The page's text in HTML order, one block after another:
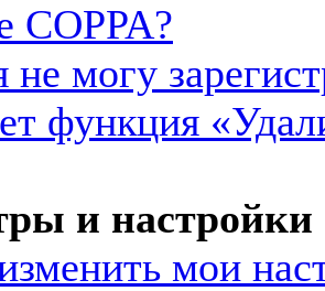
COPPA?
могу
функция
и настройки
мои